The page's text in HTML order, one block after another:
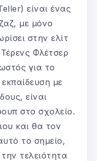
είναι ένας
με μόνο
στην ελίτ
Φλέτσερ
για το
με
είναι
στο σχολείο.
και θα τον
το σημείο,
τελειότητα